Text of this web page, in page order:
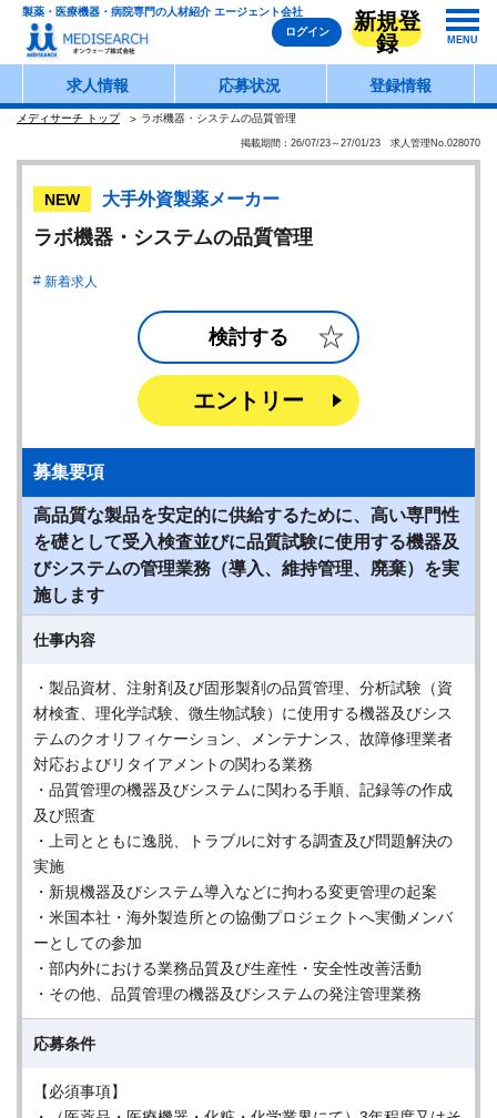
製薬・医療機器・病院専門の人材紹介 エージェント会社
ログイン
新規登
録
MENU
求人情報 応募状況 登録情報
メディサーチ トップ ラボ機器・システムの品質管理
掲載期間：26/07/23～27/01/23 求人管理No.028070
NEW 大手外資製薬メーカー
ラボ機器・システムの品質管理
新着求人
検討する
エントリー
募集要項
高品質な製品を安定的に供給するために、高い専門性
を礎として受入検査並びに品質試験に使用する機器及
びシステムの管理業務（導入、維持管理、廃棄）を実
施します
仕事内容
・製品資材、注射剤及び固形製剤の品質管理、分析試験（資
材検査、理化学試験、微生物試験）に使用する機器及びシス
テムのクオリフィケーション、メンテナンス、故障修理業者
対応およびリタイアメントの関わる業務
・品質管理の機器及びシステムに関わる手順、記録等の作成
及び照査
・上司とともに逸脱、トラブルに対する調査及び問題解決の
実施
・新規機器及びシステム導入などに拘わる変更管理の起案
・米国本社・海外製造所との協働プロジェクトへ実働メンバ
ーとしての参加
・部内外における業務品質及び生産性・安全性改善活動
・その他、品質管理の機器及びシステムの発注管理業務
応募条件
【必須事項】